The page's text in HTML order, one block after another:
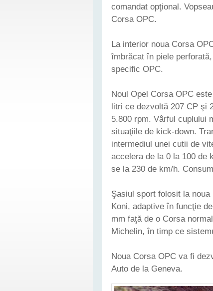
comandat opţional.
Corsa OPC.
La interior noua Corsa
îmbrăcat în piele
specific OPC.
Noul Opel Corsa OPC
litri ce dezvoltă 207 CP şi
5.800 rpm. Vârful cuplului
situaţiile de kick-down.
intermediul unei cutii de
accelera de la 0 la 100 de
se la 230 de km/h.
Şasiul sport folosit la
Koni, adaptive în funcţie
mm faţă de o Corsa
Michelin, în timp ce
Noua Corsa OPC va fi
Auto de la Geneva.